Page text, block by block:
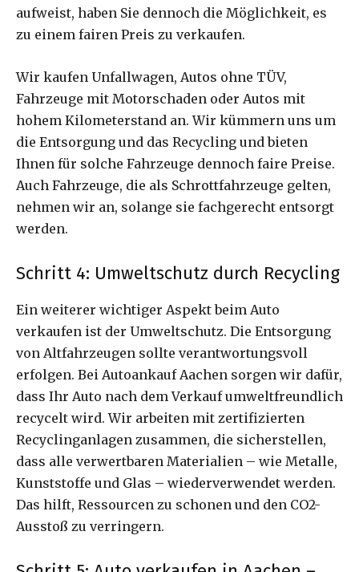
aufweist, haben Sie dennoch die Möglichkeit, es
zu einem fairen Preis zu verkaufen.
Wir kaufen Unfallwagen, Autos ohne TÜV,
Fahrzeuge mit Motorschaden oder Autos mit
hohem Kilometerstand an. Wir kümmern uns um
die Entsorgung und das Recycling und bieten
Ihnen für solche Fahrzeuge dennoch faire Preise.
Auch Fahrzeuge, die als Schrottfahrzeuge gelten,
nehmen wir an, solange sie fachgerecht entsorgt
werden.
Schritt 4: Umweltschutz durch Recycling
Ein weiterer wichtiger Aspekt beim Auto
verkaufen ist der Umweltschutz. Die Entsorgung
von Altfahrzeugen sollte verantwortungsvoll
erfolgen. Bei Autoankauf Aachen sorgen wir dafür,
dass Ihr Auto nach dem Verkauf umweltfreundlich
recycelt wird. Wir arbeiten mit zertifizierten
Recyclinganlagen zusammen, die sicherstellen,
dass alle verwertbaren Materialien – wie Metalle,
Kunststoffe und Glas – wiederverwendet werden.
Das hilft, Ressourcen zu schonen und den CO2-
Ausstoß zu verringern.